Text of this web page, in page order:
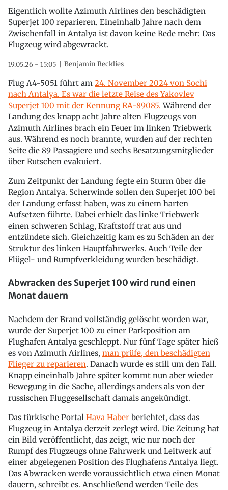
Eigentlich wollte Azimuth Airlines den beschädigten
Superjet 100 reparieren. Eineinhalb Jahre nach dem
Zwischenfall in Antalya ist davon keine Rede mehr: Das
Flugzeug wird abgewrackt.
19.05.26 - 15:05 Benjamin Recklies
Flug A4-5051 führt am 24. November 2024 von Sochi
nach Antalya. Es war die letzte Reise des Yakovlev
Superjet 100 mit der Kennung RA-89085. Während der
Landung des knapp acht Jahre alten Flugzeugs von
Azimuth Airlines brach ein Feuer im linken Triebwerk
aus. Während es noch brannte, wurden auf der rechten
Seite die 89 Passagiere und sechs Besatzungsmitglieder
über Rutschen evakuiert.
Zum Zeitpunkt der Landung fegte ein Sturm über die
Region Antalya. Scherwinde sollen den Superjet 100 bei
der Landung erfasst haben, was zu einem harten
Aufsetzen führte. Dabei erhielt das linke Triebwerk
einen schweren Schlag, Kraftstoff trat aus und
entzündete sich. Gleichzeitig kam es zu Schäden an der
Struktur des linken Hauptfahrwerks. Auch Teile der
Flügel- und Rumpfverkleidung wurden beschädigt.
Abwracken des Superjet 100 wird rund einen
Monat dauern
Nachdem der Brand vollständig gelöscht worden war,
wurde der Superjet 100 zu einer Parkposition am
Flughafen Antalya geschleppt. Nur fünf Tage später hieß
es von Azimuth Airlines, man prüfe, den beschädigten
Flieger zu reparieren. Danach wurde es still um den Fall.
Knapp eineinhalb Jahre später kommt nun aber wieder
Bewegung in die Sache, allerdings anders als von der
russischen Fluggesellschaft damals angekündigt.
Das türkische Portal Hava Haber berichtet, dass das
Flugzeug in Antalya derzeit zerlegt wird. Die Zeitung hat
ein Bild veröffentlicht, das zeigt, wie nur noch der
Rumpf des Flugzeugs ohne Fahrwerk und Leitwerk auf
einer abgelegenen Position des Flughafens Antalya liegt.
Das Abwracken werde voraussichtlich etwa einen Monat
dauern, schreibt es. Anschließend werden Teile des